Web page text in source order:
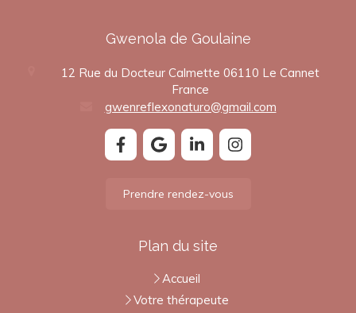
Gwenola de Goulaine
12 Rue du Docteur Calmette 06110 Le Cannet
France
gwenreflexonaturo@gmail.com
Prendre rendez-vous
Plan du site
Accueil
Votre thérapeute